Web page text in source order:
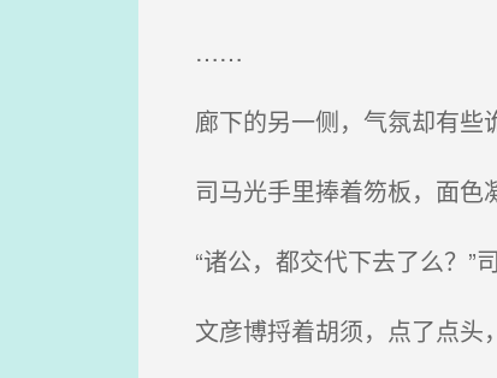
……
廊下的另一侧，气氛却有些
司马光手里捧着笏板，面色
“诸公，都交代下去了么？”
文彦博捋着胡须，点了点头